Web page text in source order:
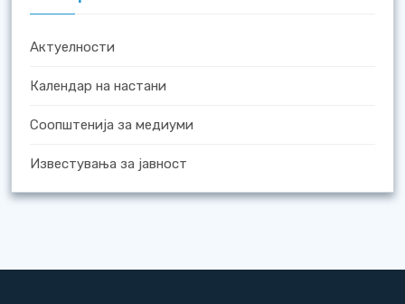
Актуелности
Календар на настани
Соопштенија за медиуми
Известувања за јавност